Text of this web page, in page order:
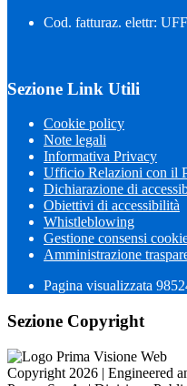
Cod. fatturaz. elettr:
Sezione Link Utili
Cookie policy
Note legali
Informativa Privacy
Ufficio Relazioni con il
Dichiarazione di
Obiettivi di accessibilità
Whistleblowing
Gestione consensi
Amministrazione
Pagina visualizzata
Sezione Copyright
Copyright 2026 | Engineered